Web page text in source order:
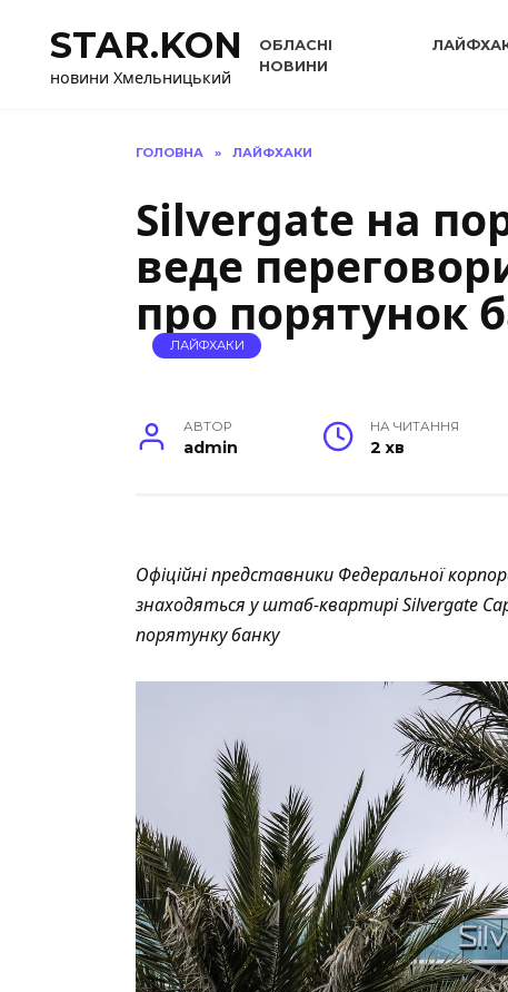
вмістуSTAR.KON
новини Хмельницький
ОБЛАСНІ
НОВИНИ
ГОЛОВНА » ЛАЙФХАКИ
Silvergate на
веде
про порятунок
ЛАЙФХАКИ
АВТОР
admin
НА ЧИТАННЯ
2 хв
Офіційні представники Федеральної
знаходяться у штаб-квартирі Silvergate
порятунку банку